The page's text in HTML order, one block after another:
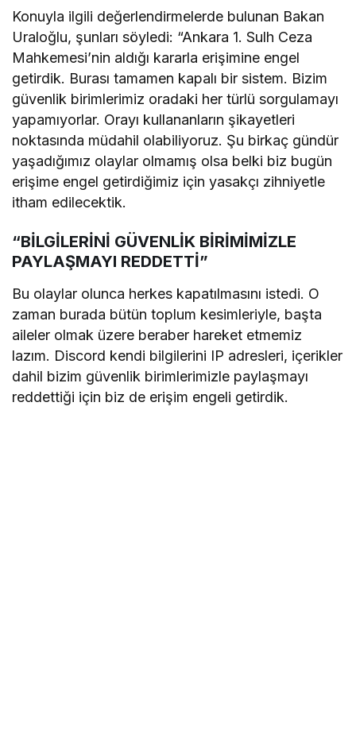
Konuyla ilgili değerlendirmelerde bulunan Bakan
Uraloğlu, şunları söyledi: “Ankara 1. Sulh Ceza
Mahkemesi’nin aldığı kararla erişimine engel
getirdik. Burası tamamen kapalı bir sistem. Bizim
güvenlik birimlerimiz oradaki her türlü sorgulamayı
yapamıyorlar. Orayı kullananların şikayetleri
noktasında müdahil olabiliyoruz. Şu birkaç gündür
yaşadığımız olaylar olmamış olsa belki biz bugün
erişime engel getirdiğimiz için yasakçı zihniyetle
itham edilecektik.
“BİLGİLERİNİ GÜVENLİK BİRİMİMİZLE
PAYLAŞMAYI REDDETTİ”
Bu olaylar olunca herkes kapatılmasını istedi. O
zaman burada bütün toplum kesimleriyle, başta
aileler olmak üzere beraber hareket etmemiz
lazım. Discord kendi bilgilerini IP adresleri, içerikler
dahil bizim güvenlik birimlerimizle paylaşmayı
reddettiği için biz de erişim engeli getirdik.